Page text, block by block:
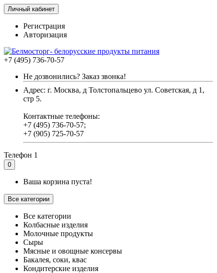
Личный кабинет
Регистрация
Авторизация
+7 (495) 736-70-57
Не дозвонились? Заказ звонка!
Адрес: г. Москва, д Толстопальцево ул. Советская, д 1,
стр 5.
Контактные телефоны:
+7 (495) 736-70-57;
+7 (905) 725-70-57
Телефон 1
0
Ваша корзина пуста!
Все категории
Все категории
Колбасные изделия
Молочные продукты
Сыры
Мясные и овощные консервы
Бакалея, соки, квас
Кондитерские изделия